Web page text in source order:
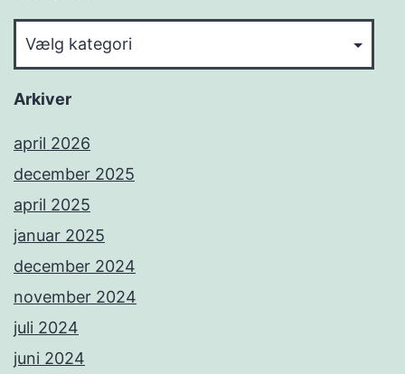
Arkiver
april 2026
december 2025
april 2025
januar 2025
december 2024
november 2024
juli 2024
juni 2024